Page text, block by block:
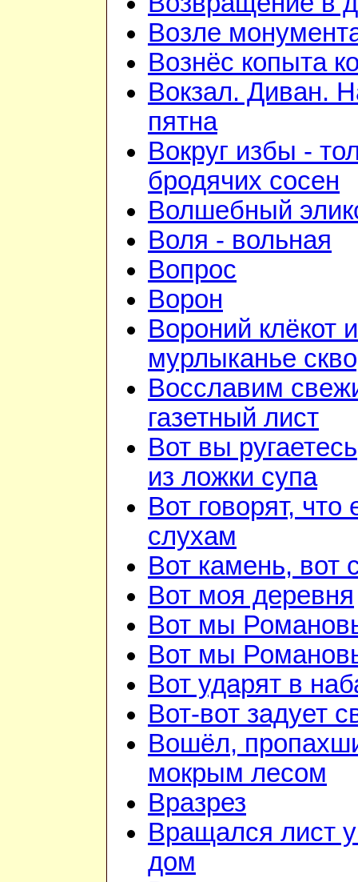
Возле
Вознёс копыта
Вокзал. Диван.
пятна
Вокруг избы -
бродячих сосен
Волшебный
Воля - вольная
Вопрос
Ворон
Вороний клёкот и
мурлыканье
Восславим
газетный лист
Вот вы
из ложки супа
Вот говорят, что
слухам
Вот камень, вот
Вот моя деревня
Вот мы
Вот мы
Вот ударят в
Вот-вот задует
Вошёл,
мокрым лесом
Вразрез
Вращался лист
дом